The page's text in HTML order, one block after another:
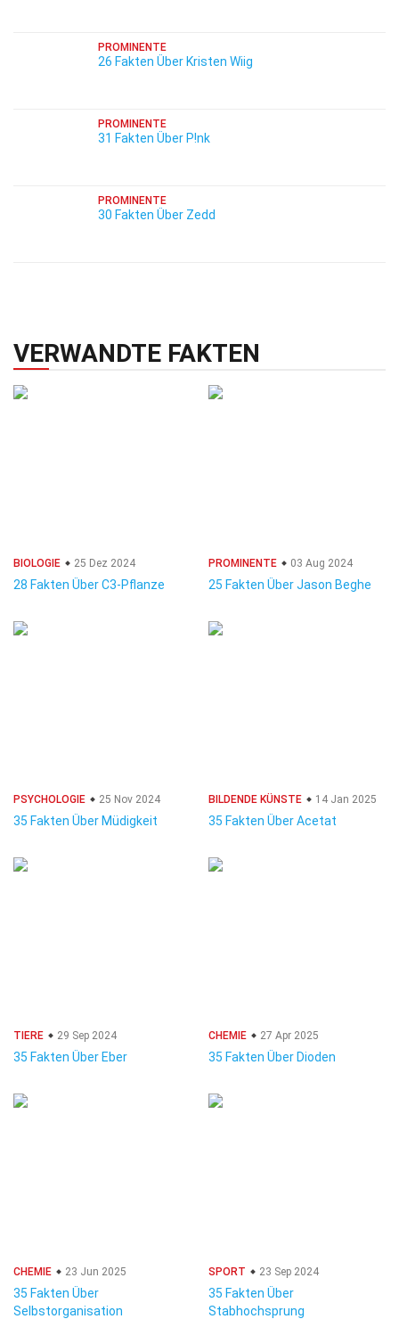
PROMINENTE
26 Fakten Über Kristen Wiig
PROMINENTE
31 Fakten Über P!nk
PROMINENTE
30 Fakten Über Zedd
VERWANDTE FAKTEN
BIOLOGIE 25 Dez 2024
28 Fakten Über C3-Pflanze
PROMINENTE 03 Aug 2024
25 Fakten Über Jason Beghe
PSYCHOLOGIE 25 Nov 2024
35 Fakten Über Müdigkeit
BILDENDE KÜNSTE 14 Jan 2025
35 Fakten Über Acetat
TIERE 29 Sep 2024
35 Fakten Über Eber
CHEMIE 27 Apr 2025
35 Fakten Über Dioden
CHEMIE 23 Jun 2025
35 Fakten Über
Selbstorganisation
SPORT 23 Sep 2024
35 Fakten Über
Stabhochsprung